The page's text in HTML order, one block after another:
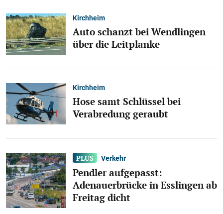
Kirchheim
Auto schanzt bei Wendlingen
über die Leitplanke
Kirchheim
Hose samt Schlüssel bei
Verabredung geraubt
Verkehr
Pendler aufgepasst:
Adenauerbrücke in Esslingen ab
Freitag dicht